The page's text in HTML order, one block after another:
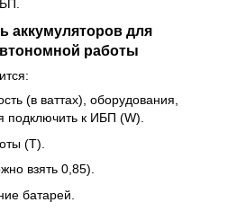
аккумуляторов для
работы
(в ваттах), оборудования,
подключить к ИБП (W).
(T).
взять 0,85).
батарей.